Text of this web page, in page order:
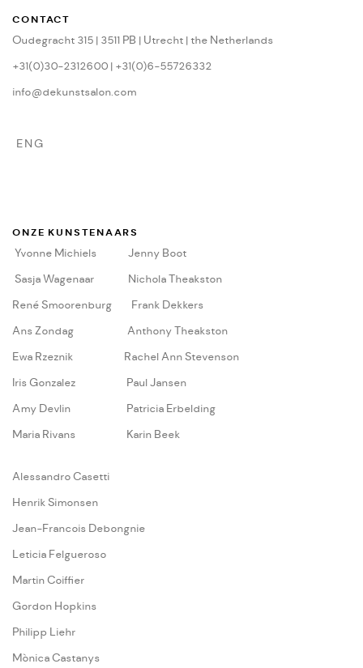
CONTACT
Oudegracht 315 | 3511 PB | Utrecht | the Netherlands
+31(0)30-2312600 | +31(0)6-55726332
info@dekunstsalon.com
ENG
ONZE KUNSTENAARS
Yvonne Michiels
Jenny Boot
Sasja Wagenaar
Nichola Theakston
René Smoorenburg
Frank Dekkers
Ans Zondag
Anthony Theakston
Ewa Rzeznik
Rachel Ann Stevenson
Iris Gonzalez
Paul Jansen
Amy Devlin
Patricia Erbelding
Maria Rivans
Karin Beek
Alessandro Casetti
Henrik Simonsen
Jean-Francois Debongnie
Leticia Felgueroso
Martin Coiffier
Gordon Hopkins
Philipp Liehr
Mònica Castanys